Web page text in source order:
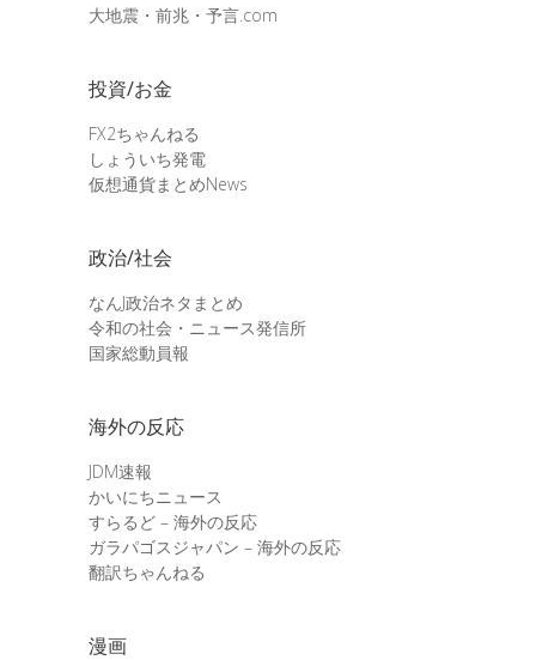
大地震・前兆・予言.com
投資/お金
FX2ちゃんねる
しょういち発電
仮想通貨まとめNews
政治/社会
なんJ政治ネタまとめ
令和の社会・ニュース発信所
国家総動員報
海外の反応
JDM速報
かいにちニュース
すらるど – 海外の反応
ガラパゴスジャパン – 海外の反応
翻訳ちゃんねる
漫画